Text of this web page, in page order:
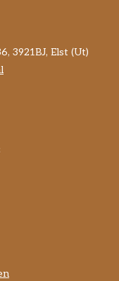
3921BJ, Elst (Ut)